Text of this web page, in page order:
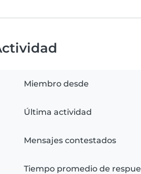
Miembro desde
Última actividad
Mensajes contestados
Tiempo promedio de